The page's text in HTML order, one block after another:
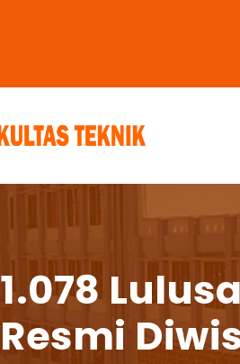
1.078
Resmi